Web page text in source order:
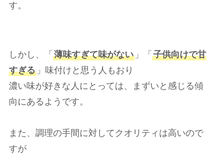
す。
しかし、「 薄味すぎて味がない」「 子供向けで甘
すぎる」味付けと思う人もおり
濃い味が好きな人にとっては、まずいと感じる傾
向にあるようです。
また、調理の手間に対してクオリティは高いので
すが